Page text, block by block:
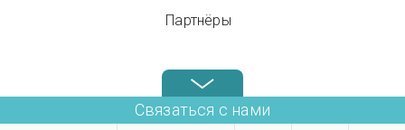
Партнёры
Звоните нам в любое время: +972.4.6899580
Связаться с нами